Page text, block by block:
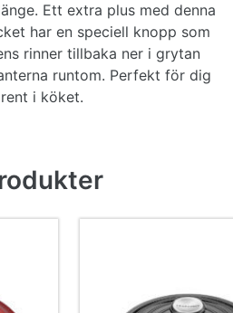
Ett extra plus med denna
har en speciell knopp som
rinner tillbaka ner i grytan
runtom. Perfekt för dig
i köket.